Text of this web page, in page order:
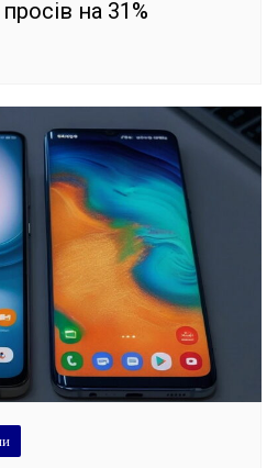
на 31%